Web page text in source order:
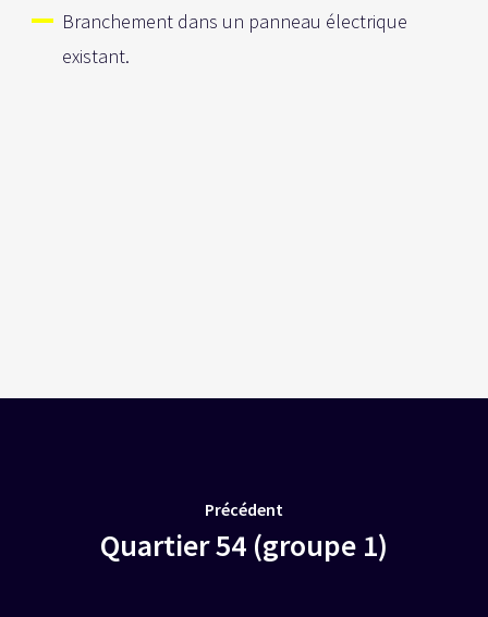
Branchement dans un panneau électrique
existant.
Précédent
Quartier 54 (groupe 1)